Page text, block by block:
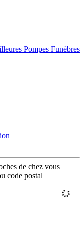
Pompes Funèbres
de chez vous
code postal